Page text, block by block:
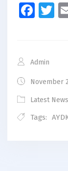
Admin
November
Latest News
Tags: